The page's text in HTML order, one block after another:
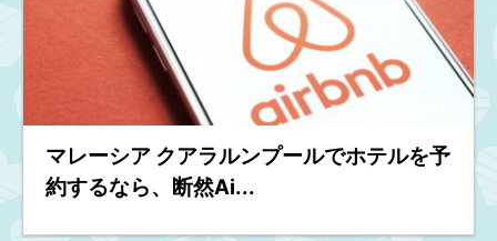
マレーシア クアラルンプールでホテルを予
約するなら、断然Ai...